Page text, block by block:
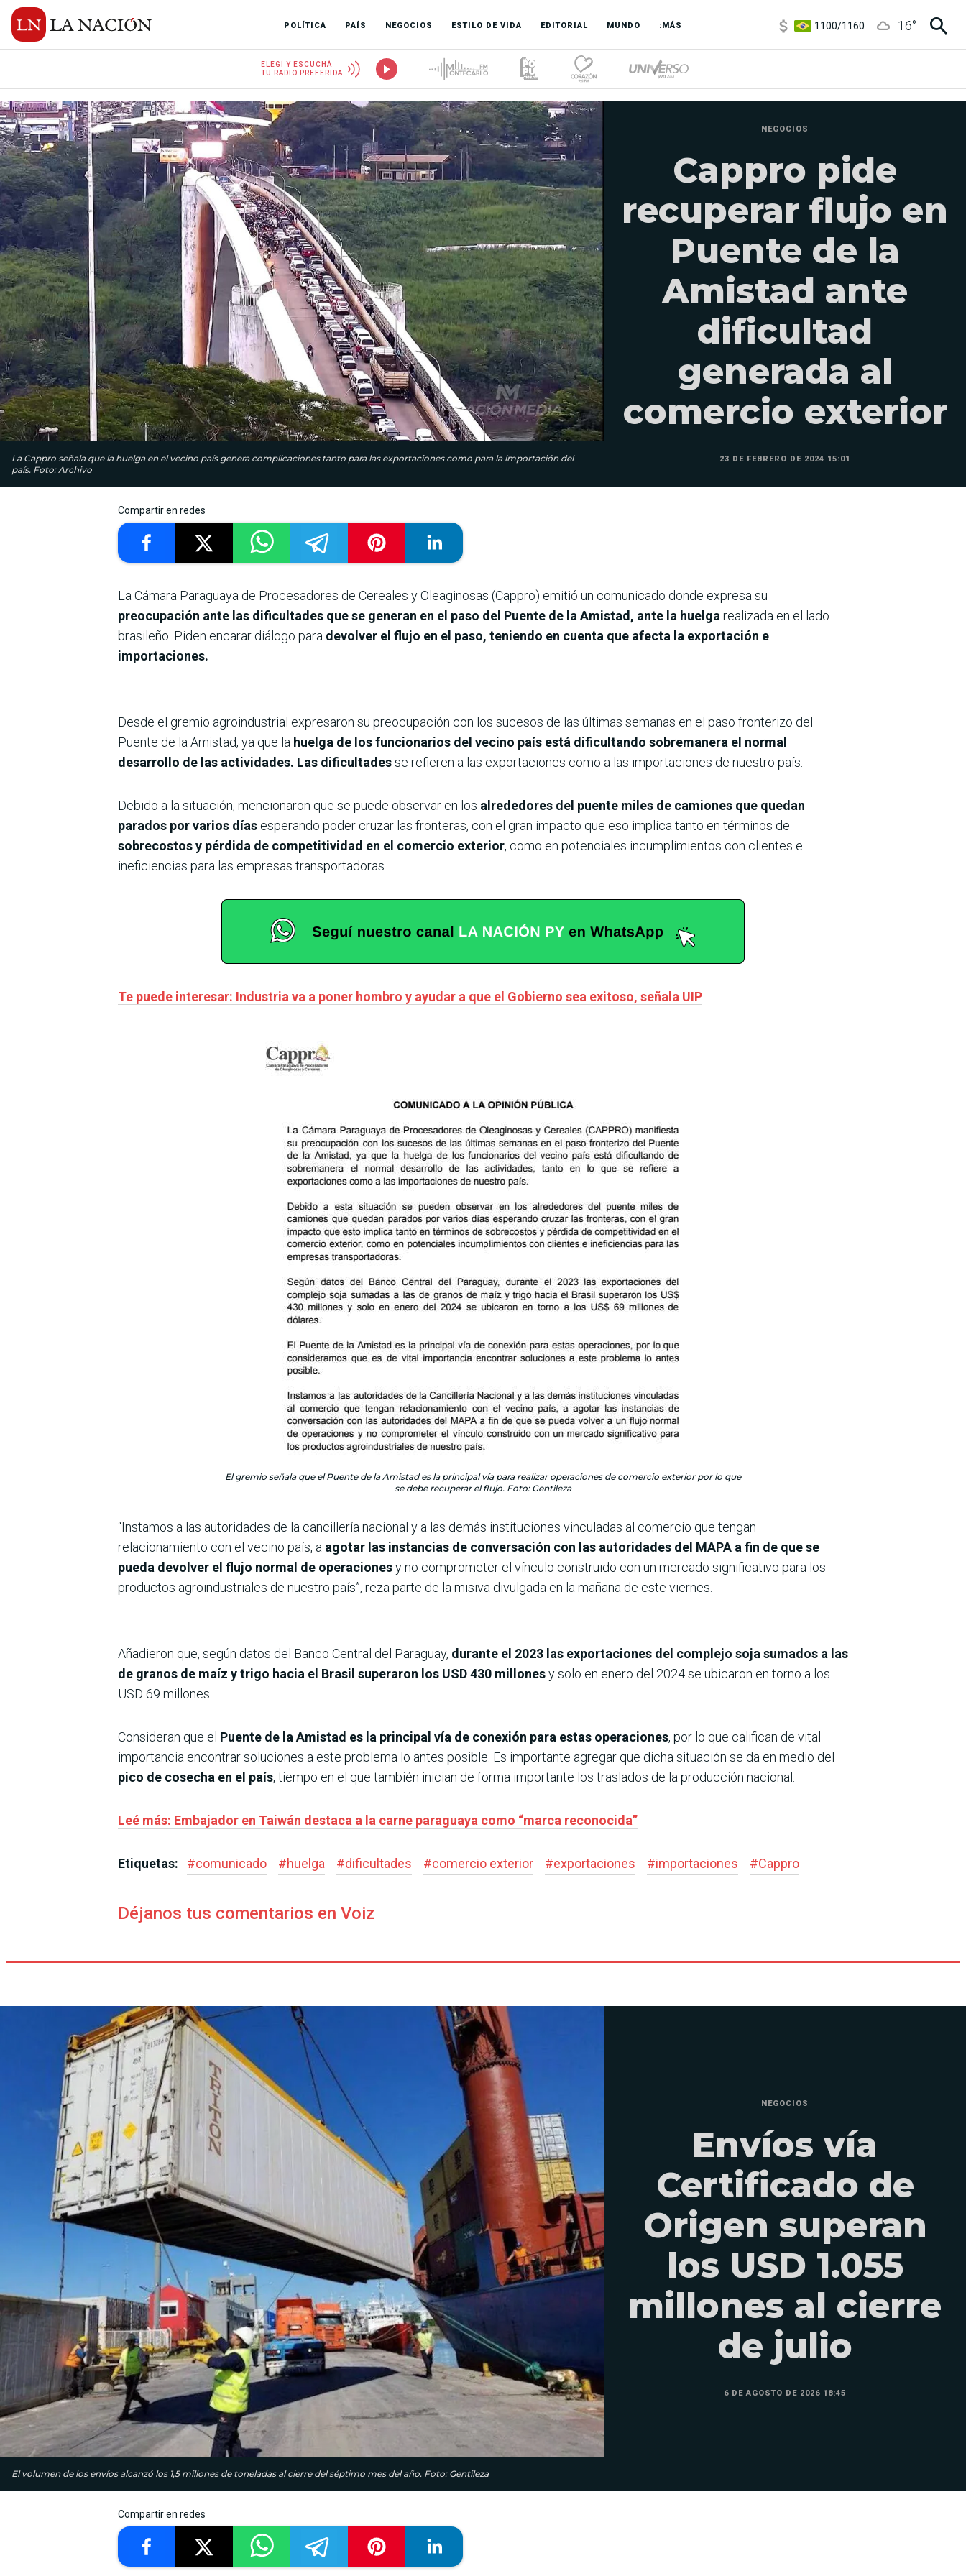
POLÍTICA PAÍS NEGOCIOS ESTILO DE VIDA EDITORIAL MUNDO :MÁS
3,8/4
16°
ELEGÍ Y ESCUCHÁ
TU RADIO PREFERIDA
La Cappro señala que la huelga en el vecino país genera complicaciones tanto para las exportaciones como para la importación del
país. Foto: Archivo
NEGOCIOS
Cappro pide
recuperar flujo en
Puente de la
Amistad ante
dificultad
generada al
comercio exterior
23 DE FEBRERO DE 2024 15:01
Compartir en redes
La Cámara Paraguaya de Procesadores de Cereales y Oleaginosas (Cappro) emitió un comunicado donde expresa su
preocupación ante las dificultades que se generan en el paso del Puente de la Amistad, ante la huelga realizada en el lado
brasileño. Piden encarar diálogo para devolver el flujo en el paso, teniendo en cuenta que afecta la exportación e
importaciones.
Desde el gremio agroindustrial expresaron su preocupación con los sucesos de las últimas semanas en el paso fronterizo del
Puente de la Amistad, ya que la huelga de los funcionarios del vecino país está dificultando sobremanera el normal
desarrollo de las actividades. Las dificultadesse refieren a las exportaciones como a las importaciones de nuestro país.
Debido a la situación, mencionaron que se puede observar en los alrededores del puente miles de camiones que quedan
parados por varios días esperando poder cruzar las fronteras, con el gran impacto que eso implica tanto en términos de
sobrecostos y pérdida de competitividad en el comercio exterior, como en potenciales incumplimientos con clientes e
ineficiencias para las empresas transportadoras.
Te puede interesar: Industria va a poner hombro y ayudar a que el Gobierno sea exitoso, señala UIP
El gremio señala que el Puente de la Amistad es la principal vía para realizar operaciones de comercio exterior por lo que
se debe recuperar el flujo. Foto: Gentileza
“Instamos a las autoridades de la cancillería nacional y a las demás instituciones vinculadas al comercio que tengan
relacionamiento con el vecino país, a agotar las instancias de conversación con las autoridades del MAPA a fin de que se
pueda devolver el flujo normal de operacionesy no comprometer el vínculo construido con un mercado significativo para los
productos agroindustriales de nuestro país”, reza parte de la misiva divulgada en la mañana de este viernes.
Añadieron que, según datos del Banco Central del Paraguay, durante el 2023 las exportaciones del complejo soja sumados a las
de granos de maíz y trigo hacia el Brasil superaron los USD 430 millonesy solo en enero del 2024 se ubicaron en torno a los
USD 69 millones.
Consideran que el Puente de la Amistad es la principal vía de conexión para estas operaciones, por lo que califican de vital
importancia encontrar soluciones a este problema lo antes posible. Es importante agregar que dicha situación se da en medio del
pico de cosecha en el país, tiempo en el que también inician de forma importante los traslados de la producción nacional.
Leé más: Embajador en Taiwán destaca a la carne paraguaya como “marca reconocida”
Etiquetas: #comunicado #huelga #dificultades #comercio exterior #exportaciones #importaciones #Cappro
Déjanos tus comentarios en Voiz
El volumen de los envíos alcanzó los 1,5 millones de toneladas al cierre del séptimo mes del año. Foto: Gentileza
NEGOCIOS
Envíos vía
Certificado de
Origen superan
los USD 1.055
millones al cierre
de julio
6 DE AGOSTO DE 2026 18:45
Compartir en redes